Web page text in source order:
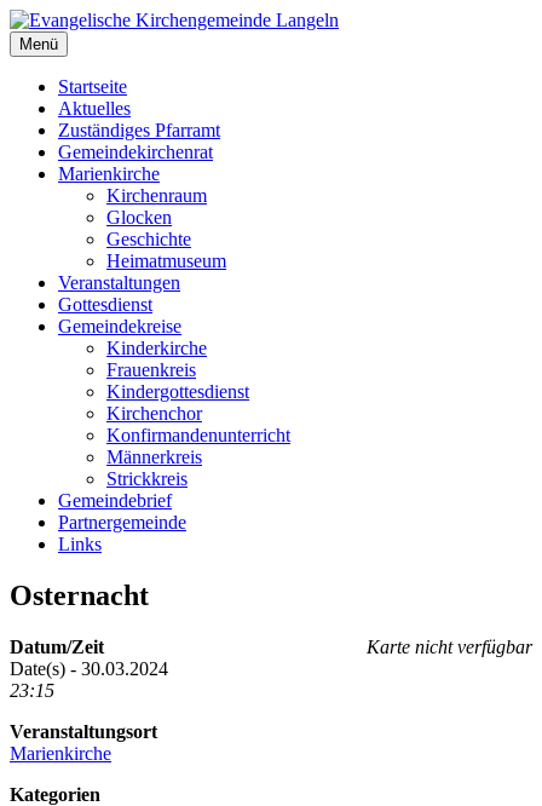
Zum
Inhalt
springen
Evangelische Kirchengemeinde Langeln
Evangelische Kirchengemeinde Langeln
Menü
Startseite
Aktuelles
Zuständiges Pfarramt
Gemeindekirchenrat
Marienkirche
Kirchenraum
Glocken
Geschichte
Heimatmuseum
Veranstaltungen
Gottesdienst
Gemeindekreise
Kinderkirche
Frauenkreis
Kindergottesdienst
Kirchenchor
Konfirmandenunterricht
Männerkreis
Strickkreis
Gemeindebrief
Partnergemeinde
Links
Osternacht
Karte nicht verfügbar
Datum/Zeit
Date(s) - 30.03.2024
23:15
Veranstaltungsort
Marienkirche
Kategorien